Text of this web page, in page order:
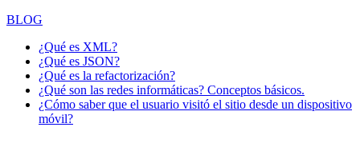
BLOG
¿Qué es XML?
¿Qué es JSON?
¿Qué es la refactorización?
¿Qué son las redes informáticas? Conceptos básicos.
¿Cómo saber que el usuario visitó el sitio desde un dispositivo
móvil?